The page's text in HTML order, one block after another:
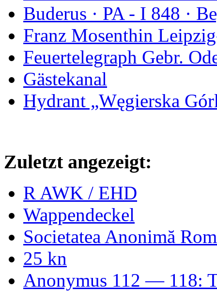
Buderus · PA - I 848 ·
Franz Mosenthin
Feuertelegraph Gebr.
Gästekanal
Hydrant „Węgierska
Zuletzt angezeigt:
R AWK / EHD
Wappendeckel
Societatea Anonimă
25 kn
Anonymus 112 — 118: